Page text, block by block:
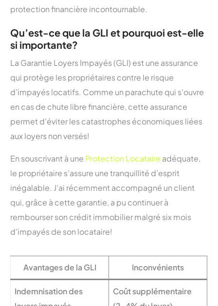
protection financière incontournable.
Qu’est-ce que la GLI et pourquoi est-elle
si importante?
La Garantie Loyers Impayés (GLI) est une assurance
qui protège les propriétaires contre le risque
d’impayés locatifs. Comme un parachute qui s’ouvre
en cas de chute libre financière, cette assurance
permet d’éviter les catastrophes économiques liées
aux loyers non versés!
En souscrivant à une Protection Locataire adéquate,
le propriétaire s’assure une tranquillité d’esprit
inégalable. J’ai récemment accompagné un client
qui, grâce à cette garantie, a pu continuer à
rembourser son crédit immobilier malgré six mois
d’impayés de son locataire!
Avantages de la GLI Inconvénients
Indemnisation des
Coût supplémentaire